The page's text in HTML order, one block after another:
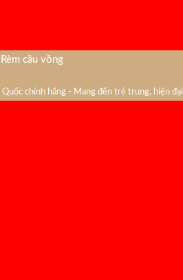
Rèm cầu vồng
chính hãng - Mang đến trẻ trung, hiện đại